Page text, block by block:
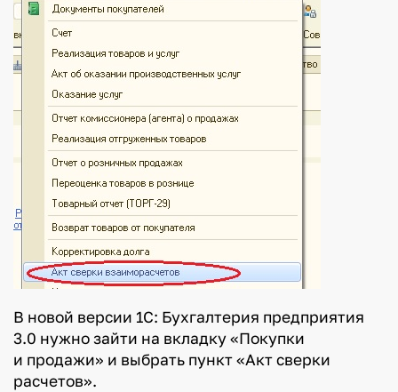
В новой версии 1С: Бухгалтерия предприятия
3.0 нужно зайти на вкладку «Покупки
и продажи» и выбрать пункт «Акт сверки
расчетов».